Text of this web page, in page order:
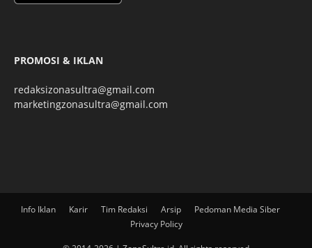
PROMOSI & IKLAN
redaksizonasultra@gmail.com
marketingzonasultra@gmail.com
Info Iklan Karir Tim Redaksi Arsip
Pedoman Media Siber
Privacy Policy